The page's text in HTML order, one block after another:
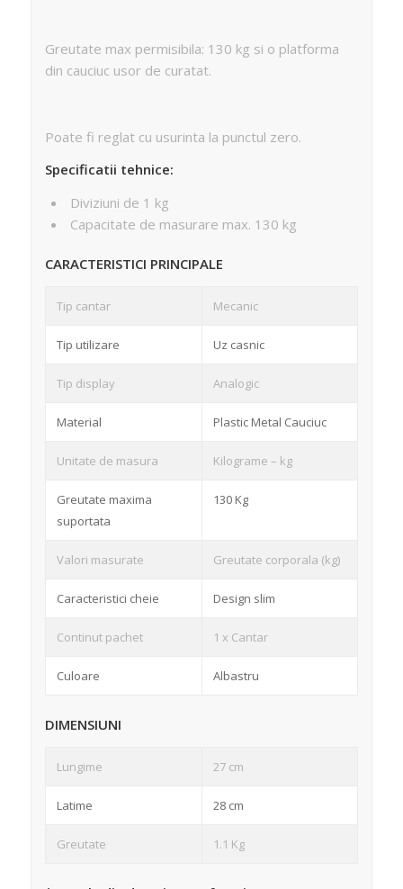
Greutate max permisibila: 130 kg si o platforma
din cauciuc usor de curatat.
Poate fi reglat cu usurinta la punctul zero.
Specificatii tehnice:
Diviziuni de 1 kg
Capacitate de masurare max. 130 kg
CARACTERISTICI PRINCIPALE
Tip cantar Mecanic
Tip utilizare Uz casnic
Tip display Analogic
Material Plastic Metal Cauciuc
Unitate de masura Kilograme – kg
Greutate maxima
suportata
130 Kg
Valori masurate Greutate corporala (kg)
Caracteristici cheie Design slim
Continut pachet 1 x Cantar
Culoare Albastru
DIMENSIUNI
Lungime 27 cm
Latime 28 cm
Greutate 1.1 Kg